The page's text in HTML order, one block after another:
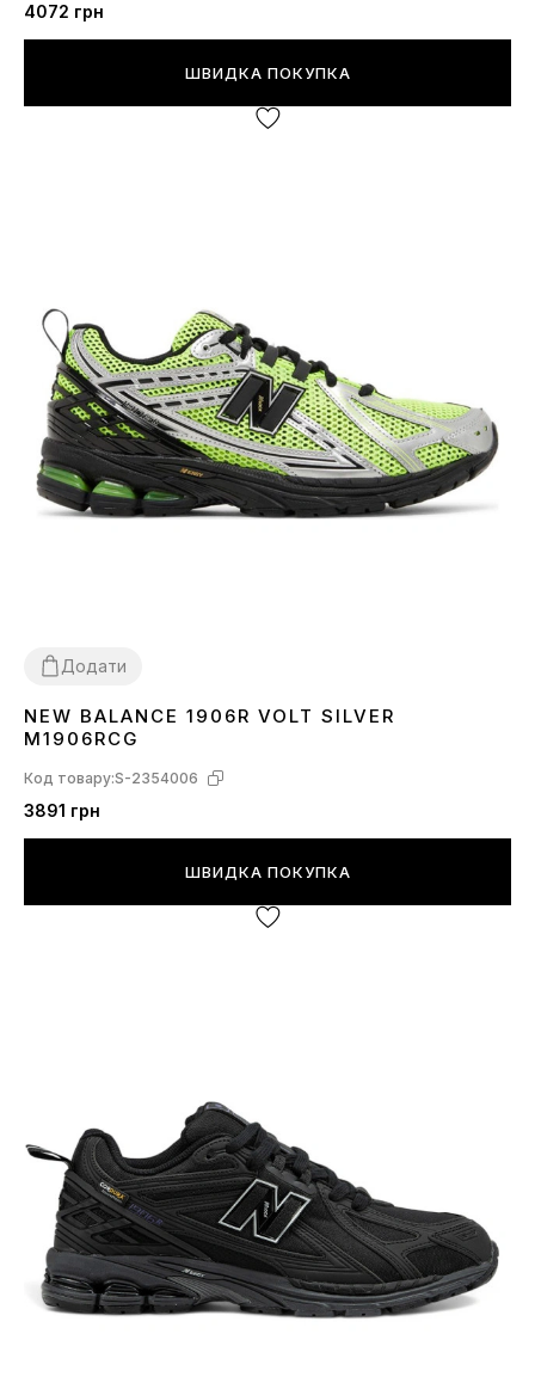
4072 грн
ШВИДКА ПОКУПКА
Додати
41
NEW BALANCE 1906R VOLT SILVER
M1906RCG
Код товару:S-2354006
3891 грн
ШВИДКА ПОКУПКА